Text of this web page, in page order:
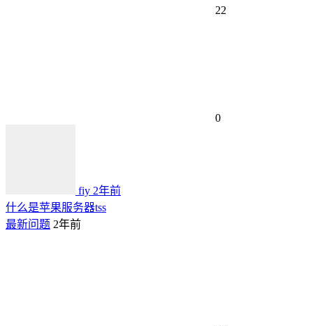
22
0
fiy 2年前
什么是苹果服务器tss
最新问题 2年前